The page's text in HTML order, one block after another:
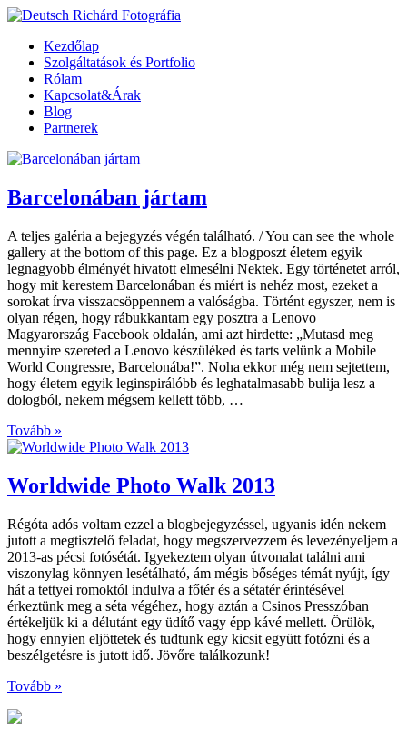
Kezdőlap
Szolgáltatások és Portfolio
Rólam
Kapcsolat&Árak
Blog
Partnerek
Barcelonában jártam
A teljes galéria a bejegyzés végén található. / You can see the whole
gallery at the bottom of this page. Ez a blogposzt életem egyik
legnagyobb élményét hivatott elmesélni Nektek. Egy történetet arról,
hogy mit kerestem Barcelonában és miért is nehéz most, ezeket a
sorokat írva visszacsöppennem a valóságba. Történt egyszer, nem is
olyan régen, hogy rábukkantam egy posztra a Lenovo
Magyarország Facebook oldalán, ami azt hirdette: „Mutasd meg
mennyire szereted a Lenovo készüléked és tarts velünk a Mobile
World Congressre, Barcelonába!”. Noha ekkor még nem sejtettem,
hogy életem egyik leginspirálóbb és leghatalmasabb bulija lesz a
dologból, nekem mégsem kellett több, …
Tovább »
Worldwide Photo Walk 2013
Régóta adós voltam ezzel a blogbejegyzéssel, ugyanis idén nekem
jutott a megtisztelő feladat, hogy megszervezzem és levezényeljem a
2013-as pécsi fotósétát. Igyekeztem olyan útvonalat találni ami
viszonylag könnyen lesétálható, ám mégis bőséges témát nyújt, így
hát a tettyei romoktól indulva a főtér és a sétatér érintésével
érkeztünk meg a séta végéhez, hogy aztán a Csinos Presszóban
értékeljük ki a délutánt egy üdítő vagy épp kávé mellett. Örülök,
hogy ennyien eljöttetek és tudtunk egy kicsit együtt fotózni és a
beszélgetésre is jutott idő. Jövőre találkozunk!
Tovább »